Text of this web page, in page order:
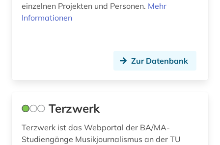
behinderung (1)
behörde (2)
einzelnen Projekten und Personen. Mehr
Informationen
Zur Datenbank
Terzwerk
Terzwerk ist das Webportal der BA/MA-
Studiengänge Musikjournalismus an der TU